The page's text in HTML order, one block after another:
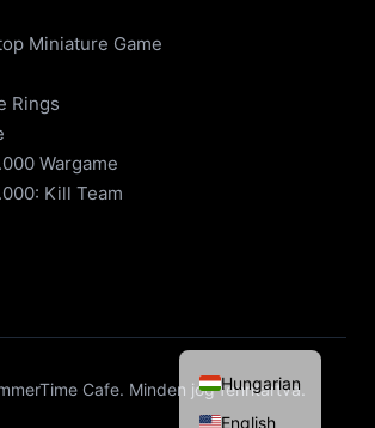
Miniature Game
Rings
Wargame
Kill Team
Cafe. Minden jog fenntartva.
Hungarian
English